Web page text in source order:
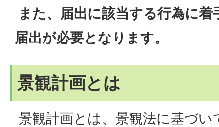
また、届出に該当する行為に
届出が必要となります。
景観計画とは
景観計画とは、景観法に基づ